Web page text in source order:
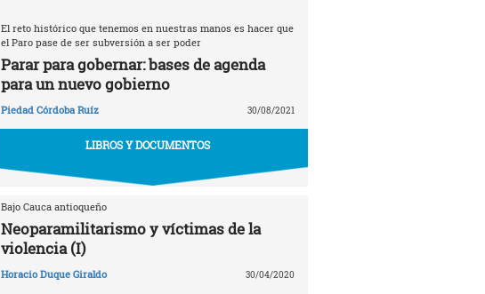
El reto histórico que tenemos en nuestras manos es hacer que
el Paro pase de ser subversión a ser poder
Parar para gobernar: bases de agenda
para un nuevo gobierno
Piedad Córdoba Ruíz 30/08/2021
LIBROS Y DOCUMENTOS
Bajo Cauca antioqueño
Neoparamilitarismo y víctimas de la
violencia (I)
Horacio Duque Giraldo 30/04/2020